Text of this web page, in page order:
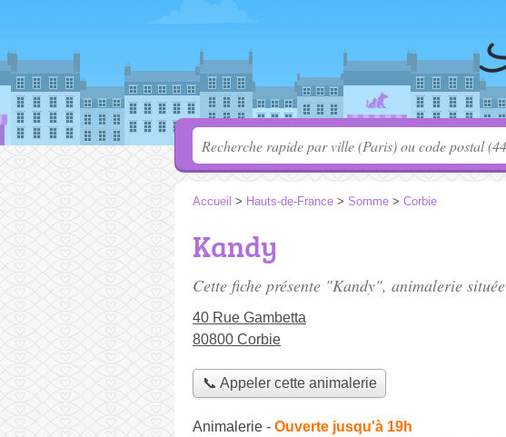
Accueil > Hauts-de-France > Somme > Corbie
Kandy
Cette fiche présente "Kandy", animalerie située
40 Rue Gambetta
80800 Corbie
📞 Appeler cette animalerie
Animalerie - Ouverte jusqu'à 19h